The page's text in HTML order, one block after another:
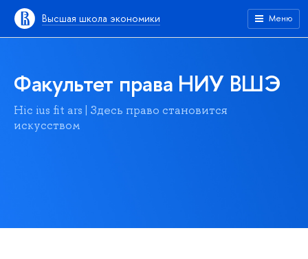
Высшая школа экономики Меню
Факультет права НИУ ВШЭ
Hic ius fit ars | Здесь право становится
искусством